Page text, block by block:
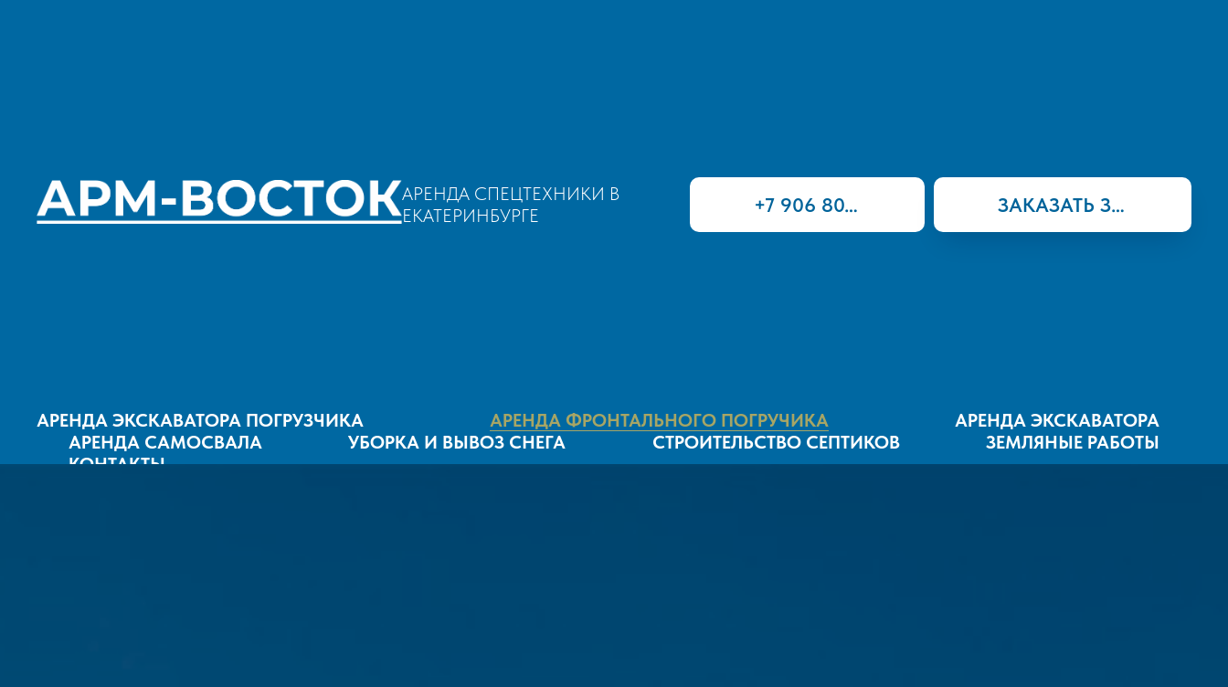
АРЕНДА СПЕЦТЕХНИКИ В
ЕКАТЕРИНБУРГЕ
+7 906 803 16 21 ЗАКАЗАТЬ ЗВОНОК
АРЕНДА ЭКСКАВАТОРА ПОГРУЗЧИКА АРЕНДА ФРОНТАЛЬНОГО ПОГРУЧИКА
АРЕНДА ЭКСКАВАТОРА
АРЕНДА САМОСВАЛА
УБОРКА И ВЫВОЗ СНЕГА СТРОИТЕЛЬСТВО СЕПТИКОВ
ЗЕМЛЯНЫЕ РАБОТЫ
КОНТАКТЫ